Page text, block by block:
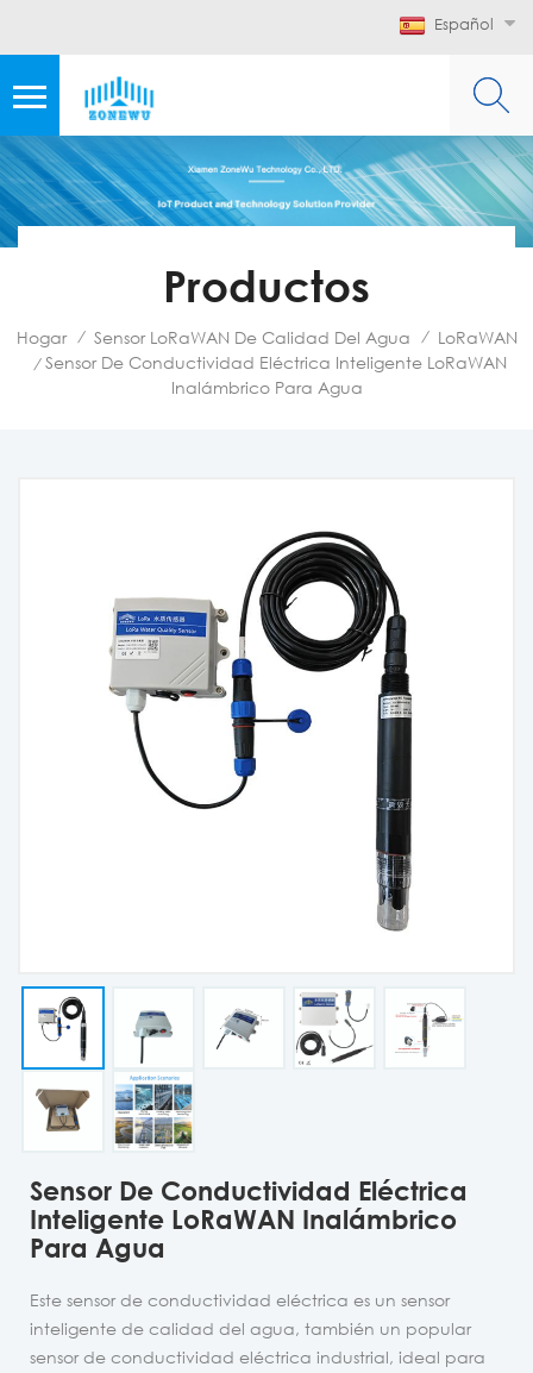
Español
Productos
Hogar / Sensor LoRaWAN De Calidad Del Agua / LoRaWAN
/ Sensor De Conductividad Eléctrica Inteligente LoRaWAN
Inalámbrico Para Agua
Sensor De Conductividad Eléctrica
Inteligente LoRaWAN Inalámbrico
Para Agua
Este sensor de conductividad eléctrica es un sensor
inteligente de calidad del agua, también un popular
sensor de conductividad eléctrica industrial, ideal para